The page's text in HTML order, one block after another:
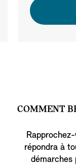
COMMENT
répondra à
démarches